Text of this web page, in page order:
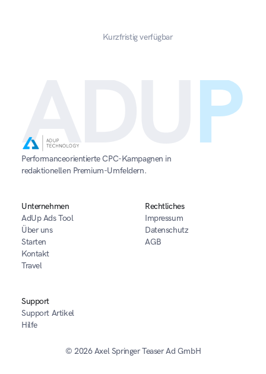
Kurzfristig verfügbar
ADU P
Performanceorientierte CPC-Kampagnen in
redaktionellen Premium-Umfeldern.
Unternehmen
AdUp Ads Tool
Über uns
Starten
Kontakt
Travel
Rechtliches
Impressum
Datenschutz
AGB
Support
Support Artikel
Hilfe
© 2026 Axel Springer Teaser Ad GmbH